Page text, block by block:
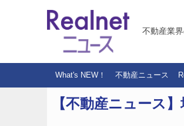
不動産業
What's NEW！ 不動産ニュース
【不動産ニュース